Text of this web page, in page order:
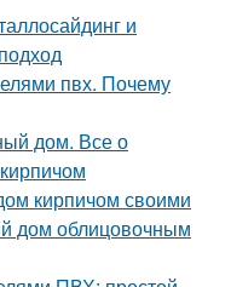
и
пвх. Почему
дом. Все о
кирпичом своими
дом облицовочным